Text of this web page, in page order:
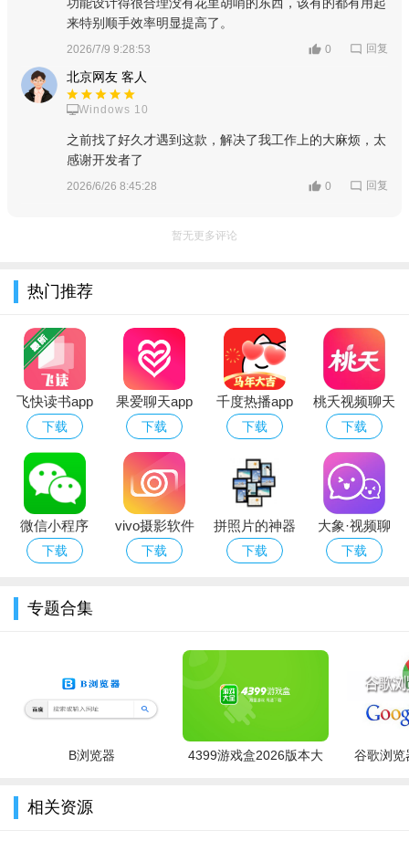
软件优势：
1.造梦次元App是一个基于AI技术打造的社交互动平台，
2.用户创建了一个线上的虚拟空间，让人们可以通过平台更加
轻松的建立连接。
3.随时可以在这里找到和自己兴趣相投的朋友，通过图文或者
语音的方式进行聊天互动，也可以分享自己觉得新奇有趣的事
情，让大家和你一起讨论。
来特别顺手效率明显提高了。
2026/7/9 9:28:53 0 回复
北京网友 客人
Windows 10
之前找了好久才遇到这款，解决了我工作上的大麻烦，太
感谢开发者了
2026/6/26 8:45:28 0 回复
暂无更多评论
热门推荐
飞快读书app
官方下载
下载
果爱聊天app
官方下载
下载
千度热播app
下载官方最新
播）
下载
桃夭视频聊天
交友app官方
下载
下载
微信小程序
app
下载
vivo摄影软件
免费版
下载
拼照片的神器
下载
大象·视频聊
天app官方下
下载
专题合集
B浏览器
4399游戏盒2026版本大
谷歌浏览
相关资源